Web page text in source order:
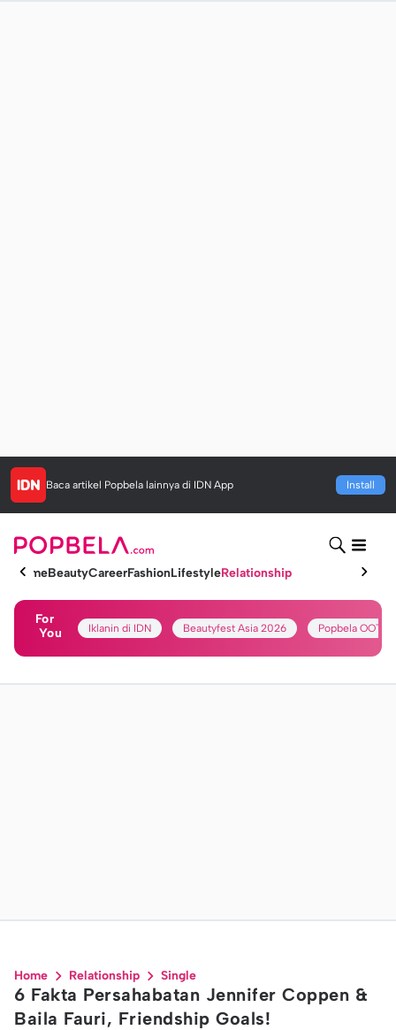
Baca artikel Popbela lainnya di IDN App Install
HomeBeautyCareerFashionLifestyleRelationship
For
You
Iklanin di IDN Beautyfest Asia 2026 Popbela OOTD
Home Relationship Single
6 Fakta Persahabatan Jennifer Coppen &
Baila Fauri, Friendship Goals!